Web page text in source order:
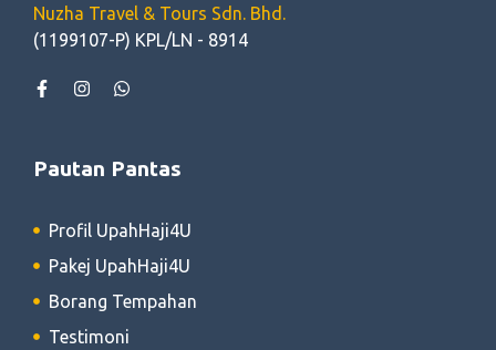
Nuzha Travel & Tours Sdn. Bhd.
(1199107-P) KPL/LN - 8914
Pautan Pantas
Profil UpahHaji4U
Pakej UpahHaji4U
Borang Tempahan
Testimoni